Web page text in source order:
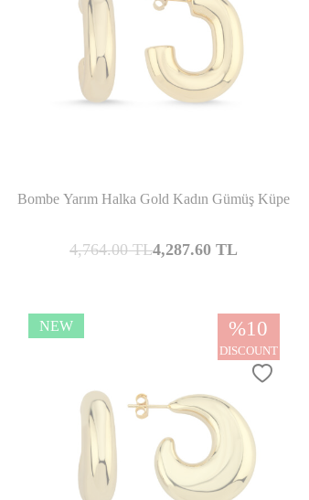
Bombe Yarım Halka Gold Kadın Gümüş Küpe
4,764.00TL4,287.60 TL
NEW %10
DISCOUNT